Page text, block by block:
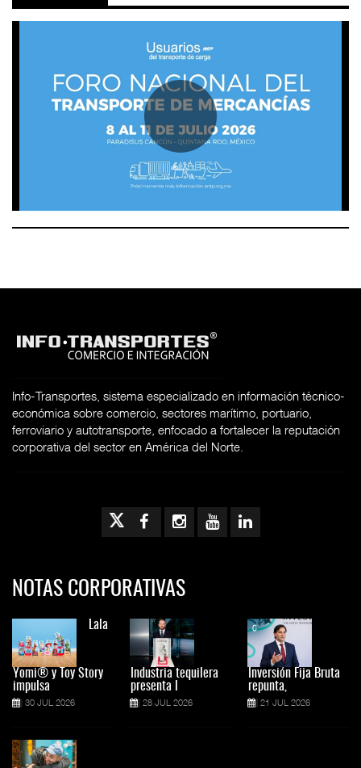
Info-Transportes, sistema especializado en información técnico-
económica sobre comercio, sectores marítimo, portuario,
ferroviario y autotransporte, enfocado a fortalecer la reputación
corporativa del sector en América del Norte.
NOTAS CORPORATIVAS
Lala
Yomi® y Toy Story
impulsa
30 JUL 2026
Industria tequilera
presenta l
28 JUL 2026
Inversión Fija Bruta
repunta,
21 JUL 2026